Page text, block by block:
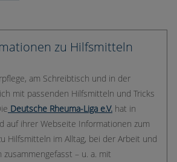
zu Hilfsmitteln
am Schreibtisch und in der
mit passenden Hilfsmitteln und Tricks
Deutsche Rheuma-Liga e.V. hat in
auf ihrer Webseite Informationen zum
Hilfsmitteln im Alltag, bei der Arbeit und
– u. a. mit